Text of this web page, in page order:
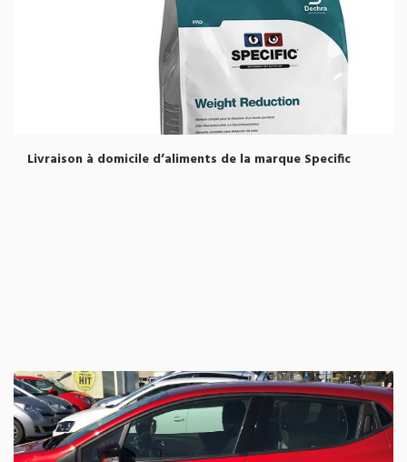
Livraison à domicile d’aliments de la marque Specific